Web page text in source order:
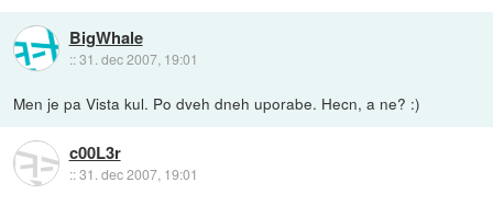
BigWhale
::31. dec 2007, 19:01
Men je pa Vista kul. Po dveh dneh uporabe. Hecn, a ne? :)
c00L3r
::31. dec 2007, 19:01